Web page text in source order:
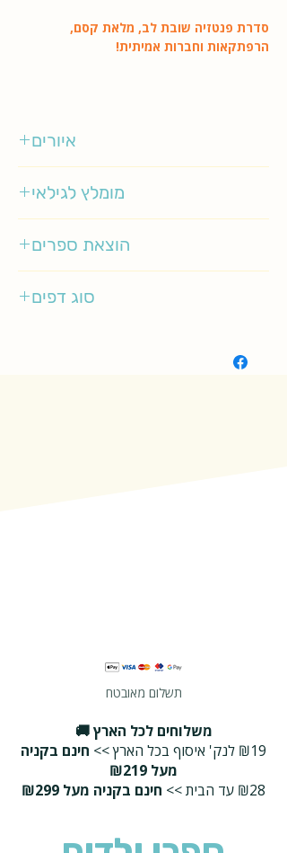
סדרת פנטזיה שובת לב, מלאת קסם,
הרפתקאות וחברות אמיתית!
איורים
מומלץ לגילאי
הוצאת ספרים
סוג דפים
תשלום מאובטח
משלוחים לכל הארץ 🚚
₪19 לנק' איסוף בכל הארץ >>
חינם בקניה
מעל ₪219
₪28 עד הבית >>
חינם בקניה מעל ₪299